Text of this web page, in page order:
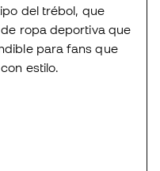
del trébol, que
ropa deportiva que
para fans que
estilo.